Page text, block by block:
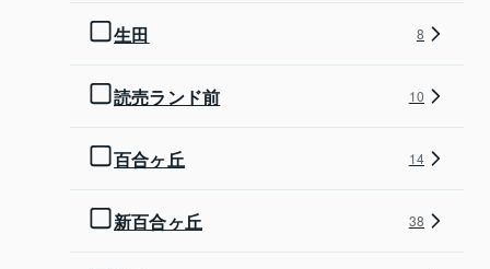
生田 8
読売ランド前 10
百合ヶ丘 14
新百合ヶ丘 38